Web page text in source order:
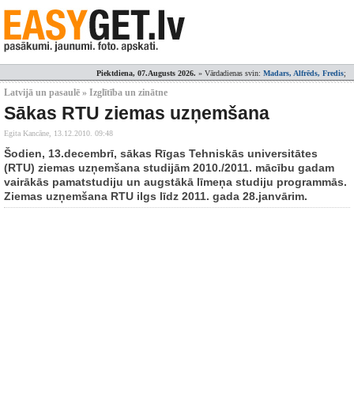
Piektdiena, 07.Augusts 2026. » Vārdadienas svin: Madars, Alfrēds, Fredis;
Latvijā un pasaulē » Izglītība un zinātne
Sākas RTU ziemas uzņemšana
Egita Kancāne, 13.12.2010. 09:48
Šodien, 13.decembrī, sākas Rīgas Tehniskās universitātes
(RTU) ziemas uzņemšana studijām 2010./2011. mācību gadam
vairākās pamatstudiju un augstākā līmeņa studiju programmās.
Ziemas uzņemšana RTU ilgs līdz 2011. gada 28.janvārim.